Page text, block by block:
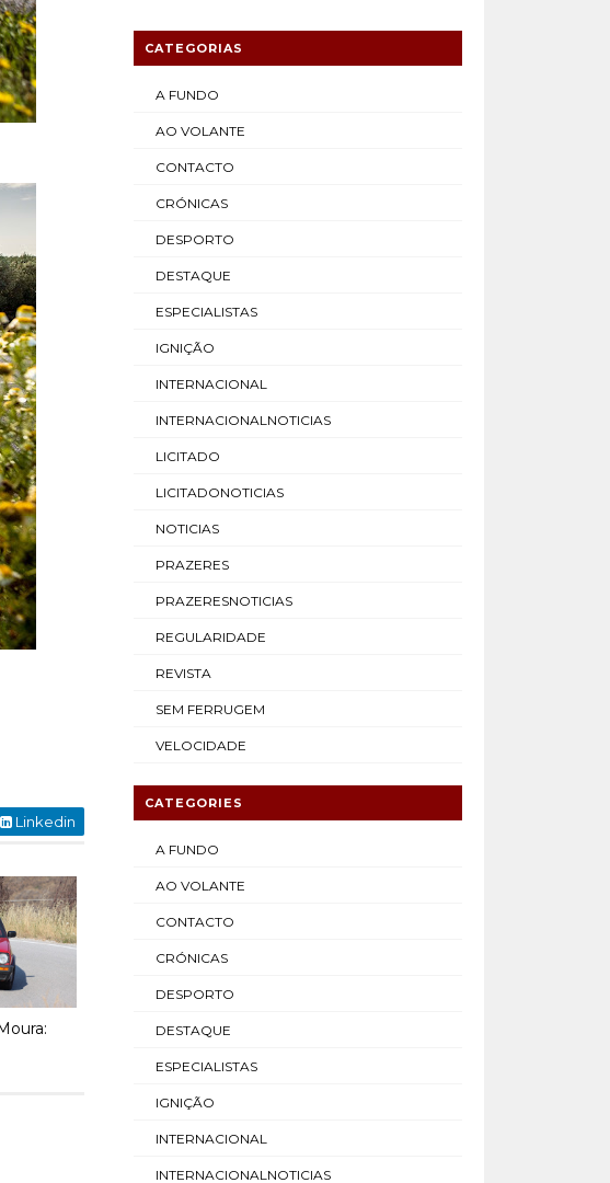
Linkedin
CATEGORIAS
A FUNDO
AO VOLANTE
CONTACTO
CRÓNICAS
DESPORTO
DESTAQUE
ESPECIALISTAS
IGNIÇÃO
INTERNACIONAL
INTERNACIONALNOTICIAS
LICITADO
LICITADONOTICIAS
NOTICIAS
PRAZERES
PRAZERESNOTICIAS
REGULARIDADE
REVISTA
SEM FERRUGEM
VELOCIDADE
CATEGORIES
A FUNDO
AO VOLANTE
CONTACTO
CRÓNICAS
DESPORTO
DESTAQUE
ESPECIALISTAS
IGNIÇÃO
INTERNACIONAL
INTERNACIONALNOTICIAS